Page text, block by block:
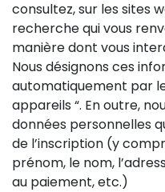
consultez, sur les sites
recherche qui vous
manière dont vous
Nous désignons ces
automatiquement par
appareils “. En outre,
données personnelles
de l’inscription (y
prénom, le nom,
au paiement, etc.)